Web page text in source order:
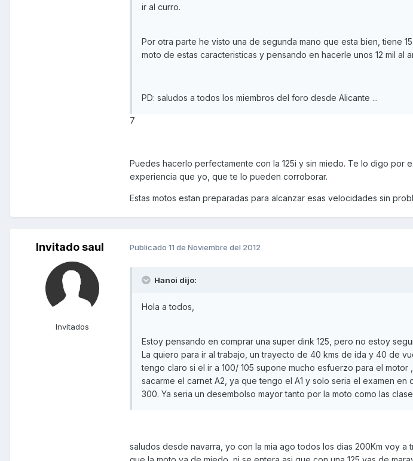
ir al curro.
Por otra parte he visto una de segunda mano que esta bien, tiene
moto de estas caracteristicas y pensando en hacerle unos 12 mil al
PD: saludos a todos los miembros del foro desde Alicante ...
7
Puedes hacerlo perfectamente con la 125i y sin miedo. Te lo digo por
experiencia que yo, que te lo pueden corroborar.
Estas motos estan preparadas para alcanzar esas velocidades sin
Invitado saul
Invitados
Publicado 11 de Noviembre del 2012
Hanoi dijo:
Hola a todos,
Estoy pensando en comprar una super dink 125, pero no estoy
La quiero para ir al trabajo, un trayecto de 40 kms de ida y 40 de
tengo claro si el ir a 100/ 105 supone mucho esfuerzo para el
sacarme el carnet A2, ya que tengo el A1 y solo seria el examen
300. Ya seria un desembolso mayor tanto por la moto como las
saludos desde navarra, yo con la mia ago todos los dias 200Km voy a